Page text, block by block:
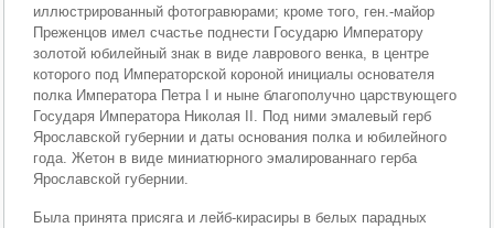
иллюстрированный фотогравюрами; кроме того, ген.-майор
Преженцов имел счастье поднести Государю Императору
золотой юбилейный знак в виде лаврового венка, в центре
которого под Императорской короной инициалы основателя
полка Императора Петра I и ныне благополучно царствующего
Государя Императора Николая II. Под ними эмалевый герб
Ярославской губернии и даты основания полка и юбилейного
года. Жетон в виде миниатюрного эмалированнаго герба
Ярославской губернии.
Была принята присяга и лейб-кирасиры в белых парадных